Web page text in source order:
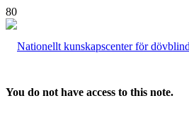
You do not have access to this note.